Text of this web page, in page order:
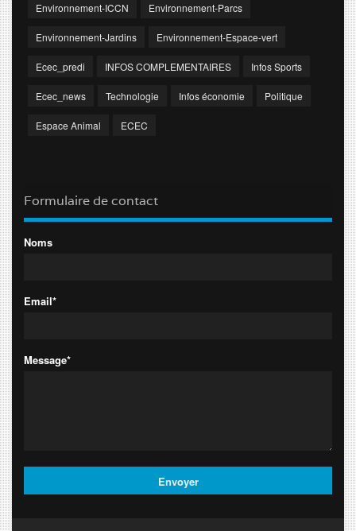
Environnement-ICCN Environnement-Parcs
Environnement-Jardins Environnement-Espace-vert
Ecec_predi INFOS COMPLEMENTAIRES Infos Sports
Ecec_news Technologie Infos économie Politique
Espace Animal ECEC
Formulaire de contact
Noms
Email*
Message*